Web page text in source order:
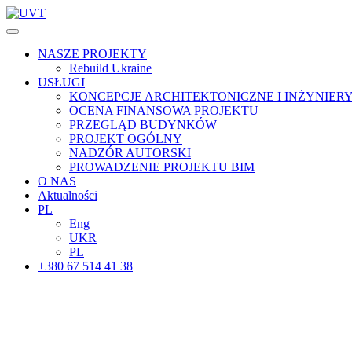
NASZE PROJEKTY
Rebuild Ukraine
USŁUGI
KONCEPCJE ARCHITEKTONICZNE I
OCENA FINANSOWA PROJEKTU
PRZEGLĄD BUDYNKÓW
PROJEKT OGÓLNY
NADZÓR AUTORSKI
PROWADZENIE PROJEKTU BIM
O NAS
Aktualności
PL
Eng
UKR
PL
+380 67 514 41 38